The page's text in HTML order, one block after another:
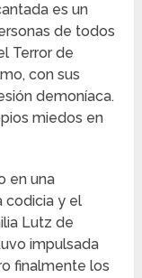
es un
de todos
Terror de
con sus
demoníaca.
miedos en
en una
codicia y el
Lutz de
impulsada
finalmente los